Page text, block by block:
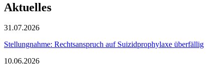
Aktuelles
31.07.2026
Stellungnahme: Rechtsanspruch auf Suizidprophylaxe überfällig
10.06.2026